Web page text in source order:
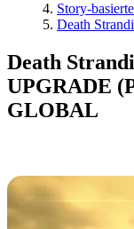
Story-
Death
Death
UPGRADE
GLOBAL